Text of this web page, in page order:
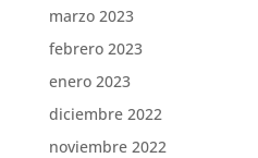
marzo 2023
febrero 2023
enero 2023
diciembre 2022
noviembre 2022